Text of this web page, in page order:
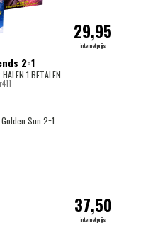
2=1
1 BETALEN
29,95
internetprijs
37,50
internetprijs